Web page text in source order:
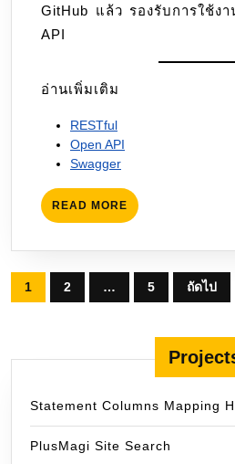
GitHub แล้ว รองรับการใช้ง
API
อ่านเพิ่มเติม
RESTful
Open API
Swagger
READ MORE READ
MORE
Posts
pagination
1 2 … 5 ถัดไป
Statement Columns Mapping
PlusMagi Site Search